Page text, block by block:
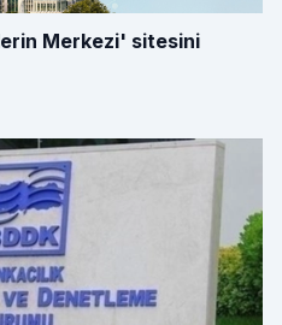
Merkezi' sitesini